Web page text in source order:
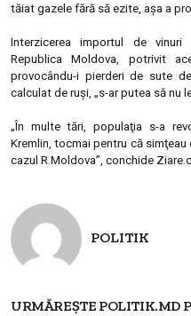
tăiat gazele fără să ezite, aşa a
Interzicerea importul de
Republica Moldova, potrivit
provocându-i pierderi de sute
calculat de ruşi, „s-ar putea să nu
„În multe tări, populaţia s-a
Kremlin, tocmai pentru că
cazul R.Moldova”, conchide
POLITIK
URMĂREȘTE POLITIK.MD